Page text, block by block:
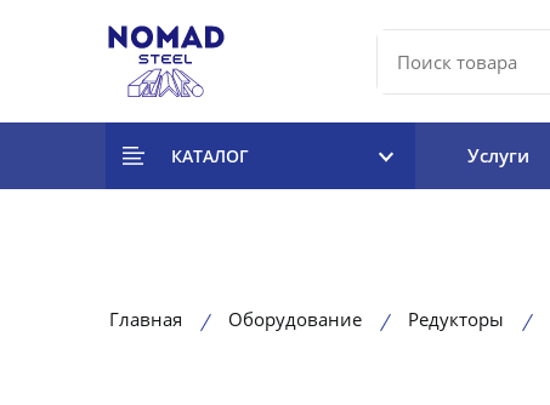
КАТАЛОГ Услуги
Главная Оборудование Редукторы